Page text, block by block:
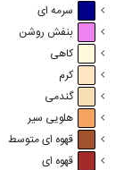
سرمه ای
بنفش روشن
کاهی
کرم
گندمی
هلویی سیر
قهوه ای متوسط
قهوه ای